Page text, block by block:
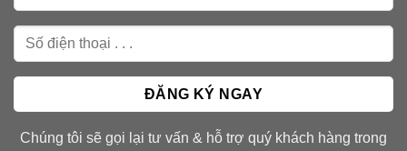
Chúng tôi sẽ gọi lại tư vấn & hỗ trợ quý khách hàng trong